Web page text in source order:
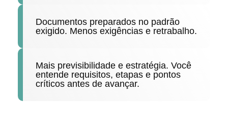
Documentos preparados no padrão
exigido. Menos exigências e retrabalho.
Mais previsibilidade e estratégia. Você
entende requisitos, etapas e pontos
críticos antes de avançar.